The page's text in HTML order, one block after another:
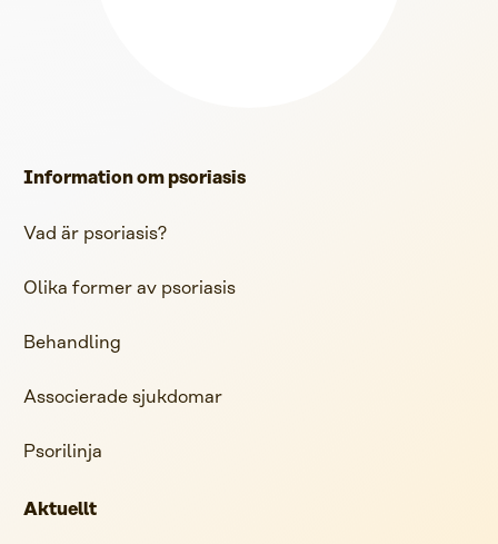
Information om psoriasis
Vad är psoriasis?
Olika former av psoriasis
Behandling
Associerade sjukdomar
Psorilinja
Aktuellt